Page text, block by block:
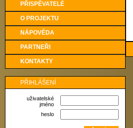
PŘISPĚVATELÉ
O PROJEKTU
NÁPOVĚDA
PARTNEŘI
KONTAKTY
PŘIHLÁŠENÍ
uživatelské
jméno
heslo